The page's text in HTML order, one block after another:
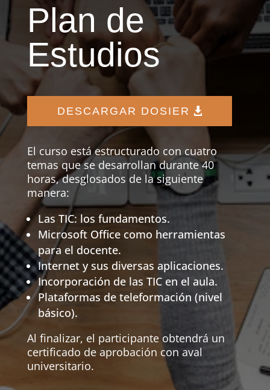
Plan de
Estudios
DESCARGAR DOSIER
El curso está estructurado con cuatro
temas que se desarrollan durante 40
horas, desglosados de la siguiente
manera:
Las TIC: los fundamentos.
Microsoft Office como herramientas
para el docente.
Internet y sus diversas aplicaciones.
Incorporación de las TIC en el aula.
Plataformas de teleformación (nivel
básico).
Al finalizar, el participante obtendrá un
certificado de aprobación con aval
universitario.